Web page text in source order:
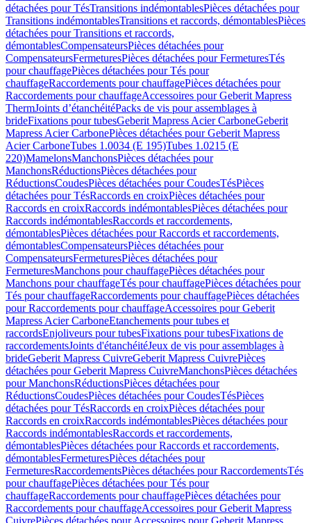
détachées pour TésTransitions indémontablesPièces détachées pour
Transitions indémontablesTransitions et raccords, démontablesPièces
détachées pour Transitions et raccords,
démontablesCompensateursPièces détachées pour
CompensateursFermeturesPièces détachées pour FermeturesTés
pour chauffagePièces détachées pour Tés pour
chauffageRaccordements pour chauffagePièces détachées pour
Raccordements pour chauffageAccessoires pour Geberit Mapress
ThermJoints d’étanchéitéPacks de vis pour assemblages à
brideFixations pour tubesGeberit Mapress Acier CarboneGeberit
Mapress Acier CarbonePièces détachées pour Geberit Mapress
Acier CarboneTubes 1.0034 (E 195)Tubes 1.0215 (E
220)MamelonsManchonsPièces détachées pour
ManchonsRéductionsPièces détachées pour
RéductionsCoudesPièces détachées pour CoudesTésPièces
détachées pour TésRaccords en croixPièces détachées pour
Raccords en croixRaccords indémontablesPièces détachées pour
Raccords indémontablesRaccords et raccordements,
démontablesPièces détachées pour Raccords et raccordements,
démontablesCompensateursPièces détachées pour
CompensateursFermeturesPièces détachées pour
FermeturesManchons pour chauffagePièces détachées pour
Manchons pour chauffageTés pour chauffagePièces détachées pour
Tés pour chauffageRaccordements pour chauffagePièces détachées
pour Raccordements pour chauffageAccessoires pour Geberit
Mapress Acier CarboneEtanchements pour tubes et
raccordsEnjoliveurs pour tubesFixations pour tubesFixations de
raccordementsJoints d'étanchéitéJeux de vis pour assemblages à
brideGeberit Mapress CuivreGeberit Mapress CuivrePièces
détachées pour Geberit Mapress CuivreManchonsPièces détachées
pour ManchonsRéductionsPièces détachées pour
RéductionsCoudesPièces détachées pour CoudesTésPièces
détachées pour TésRaccords en croixPièces détachées pour
Raccords en croixRaccords indémontablesPièces détachées pour
Raccords indémontablesRaccords et raccordements,
démontablesPièces détachées pour Raccords et raccordements,
démontablesFermeturesPièces détachées pour
FermeturesRaccordementsPièces détachées pour RaccordementsTés
pour chauffagePièces détachées pour Tés pour
chauffageRaccordements pour chauffagePièces détachées pour
Raccordements pour chauffageAccessoires pour Geberit Mapress
CuivrePièces détachées pour Accessoires pour Geberit Mapress